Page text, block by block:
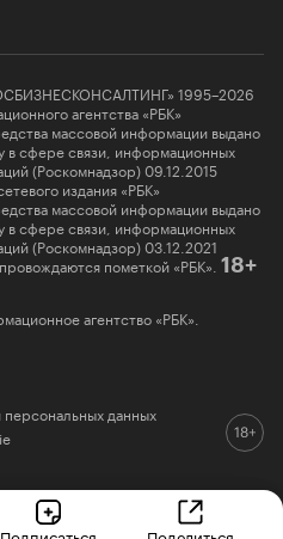
1995–2026
агентства «РБК»
массовой информации выдано
в сфере связи, информационных
(Роскомнадзор) 09.12.2015
издания «РБК»
массовой информации выдано
в сфере связи, информационных
(Роскомнадзор) 03.12.2021
пометкой «РБК». 18+
агентство «РБК».
данных